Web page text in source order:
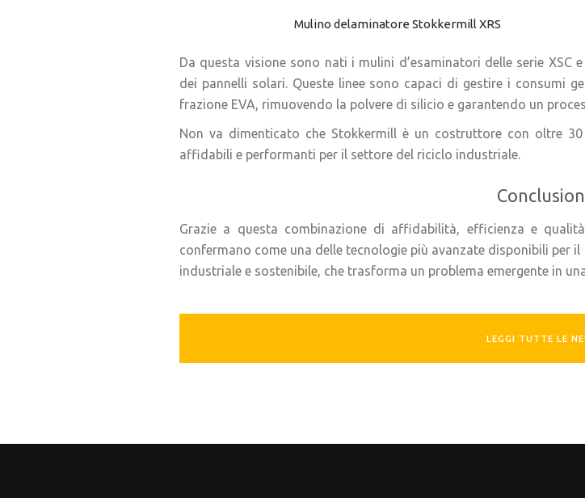
Mulino delaminatore Stokkermill XRS
Da questa visione sono nati i mulini d’esaminatori delle serie XSC
dei pannelli solari. Queste linee sono capaci di gestire i consumi
frazione EVA, rimuovendo la polvere di silicio e garantendo un
Non va dimenticato che Stokkermill è un costruttore con oltre
affidabili e performanti per il settore del riciclo industriale.
Grazie a questa combinazione di affidabilità, efficienza e
confermano come una delle tecnologie più avanzate disponibili per
industriale e sostenibile, che trasforma un problema emergente in
LEGGI TUTTE LE